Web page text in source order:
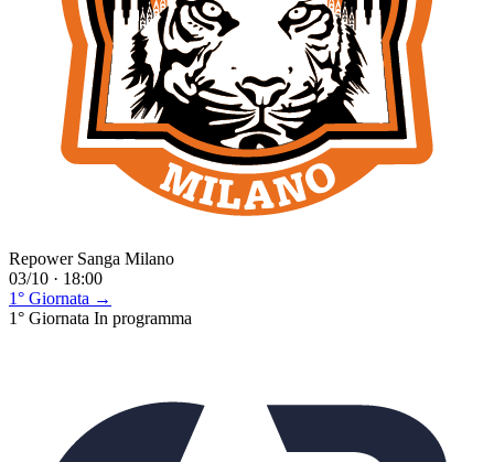
Repower Sanga Milano
03/10 · 18:00
1° Giornata →
1° Giornata In programma